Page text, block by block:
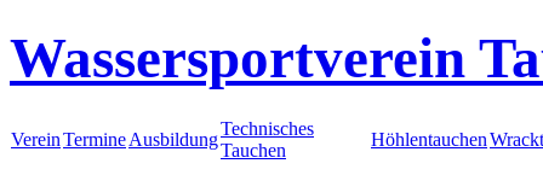
Wassersportverein
VereinTermineAusbildung
Technisches
Tauchen
Höhlentauchen